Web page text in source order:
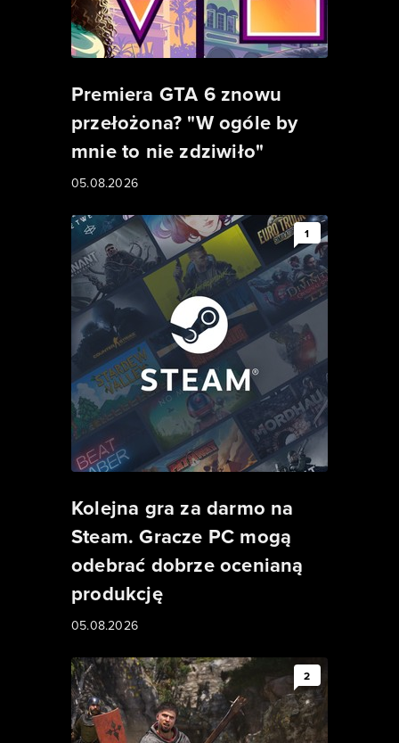
Premiera GTA 6 znowu
przełożona? "W ogóle by
mnie to nie zdziwiło"
05.08.2026
1
Kolejna gra za darmo na
Steam. Gracze PC mogą
odebrać dobrze ocenianą
produkcję
05.08.2026
2